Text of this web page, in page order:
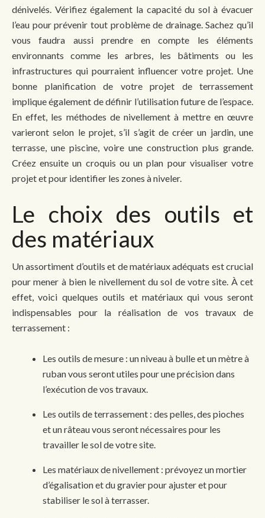
dénivelés. Vérifiez également la capacité du sol à évacuer
l’eau pour prévenir tout problème de drainage. Sachez qu’il
vous faudra aussi prendre en compte les éléments
environnants comme les arbres, les bâtiments ou les
infrastructures qui pourraient influencer votre projet. Une
bonne planification de votre projet de terrassement
implique également de définir l’utilisation future de l’espace.
En effet, les méthodes de nivellement à mettre en œuvre
varieront selon le projet, s’il s’agit de créer un jardin, une
terrasse, une piscine, voire une construction plus grande.
Créez ensuite un croquis ou un plan pour visualiser votre
projet et pour identifier les zones à niveler.
Le choix des outils et
des matériaux
Un assortiment d’outils et de matériaux adéquats est crucial
pour mener à bien le nivellement du sol de votre site. À cet
effet, voici quelques outils et matériaux qui vous seront
indispensables pour la réalisation de vos travaux de
terrassement :
Les outils de mesure : un niveau à bulle et un mètre à
ruban vous seront utiles pour une précision dans
l’exécution de vos travaux.
Les outils de terrassement : des pelles, des pioches
et un râteau vous seront nécessaires pour les
travailler le sol de votre site.
Les matériaux de nivellement : prévoyez un mortier
d’égalisation et du gravier pour ajuster et pour
stabiliser le sol à terrasser.